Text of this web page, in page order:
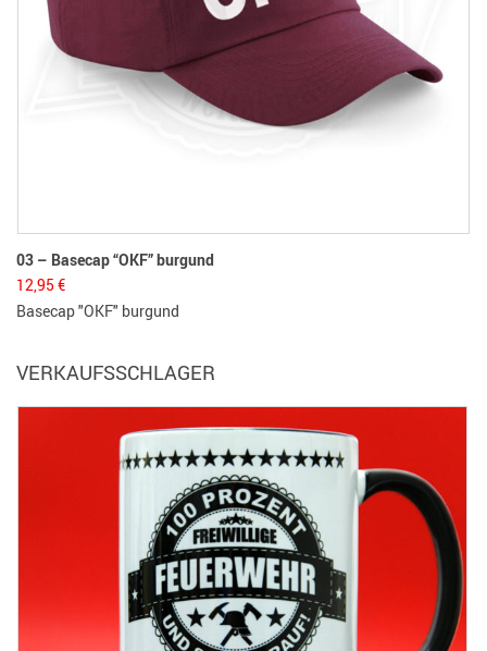
03 – Basecap “OKF” burgund
12,95 €
Basecap "OKF" burgund
VERKAUFSSCHLAGER